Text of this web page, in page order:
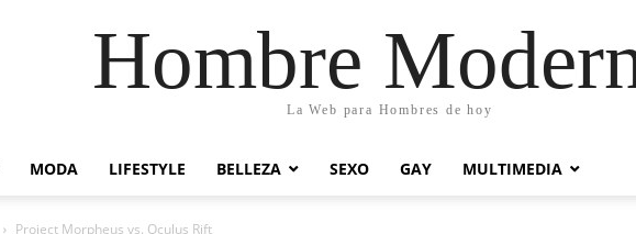
Hombre
La Web para Hombres de hoy
MODA LIFESTYLE BELLEZA SEXO GAY MULTIMEDIA
Project Morpheus vs. Oculus Rift